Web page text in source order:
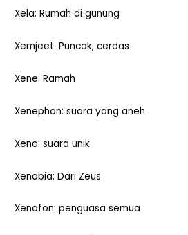
Xela: Rumah di gunung
Xemjeet: Puncak, cerdas
Xene: Ramah
Xenephon: suara yang aneh
Xeno: suara unik
Xenobia: Dari Zeus
Xenofon: penguasa semua